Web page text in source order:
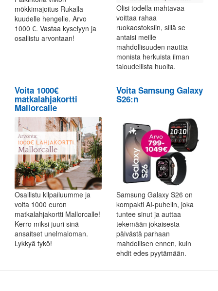
mökkimajoitus Rukalla
kuudelle hengelle. Arvo
1000 €. Vastaa kyselyyn ja
osallistu arvontaan!
Olisi todella mahtavaa
voittaa rahaa
ruokaostoksiin, sillä se
antaisi meille
mahdollisuuden nauttia
monista herkuista ilman
taloudellista huolta.
Voita 1000€
matkalahjakortti
Mallorcalle
Osallistu kilpailuumme ja
voita 1000 euron
matkalahjakortti Mallorcalle!
Kerro miksi juuri sinä
ansaitset unelmaloman.
Lykkyä tykö!
Voita Samsung Galaxy
S26:n
Samsung Galaxy S26 on
kompakti AI-puhelin, joka
tuntee sinut ja auttaa
tekemään jokaisesta
päivästä parhaan
mahdollisen ennen, kuin
ehdit edes pyytämään.